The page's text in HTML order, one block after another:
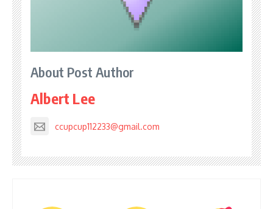
About Post Author
Albert Lee
ccupcup112233@gmail.com